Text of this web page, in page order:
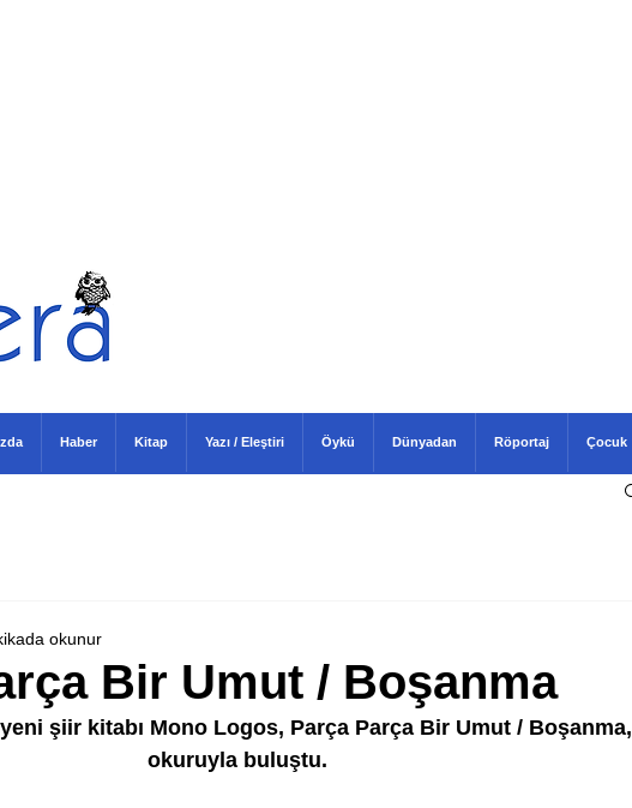
Bir Umut / Boşanma
okunur
şiir kitabı Mono Logos, Parça Parça Bir Umut / Boşanma,
okuruyla buluştu.
Haber Kitap Yazı / Eleştiri Öykü Dünyadan Röportaj Çocuk